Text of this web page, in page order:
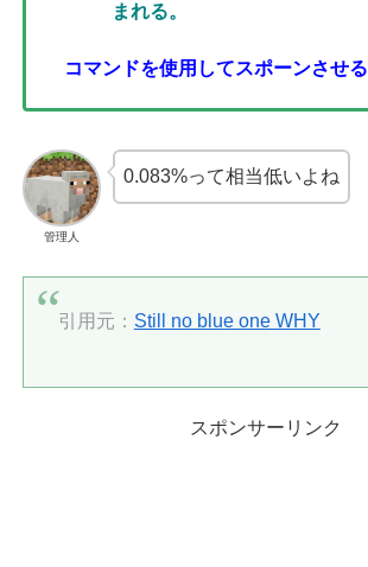
まれる。
コマンドを使用してスポーンさせる
管理人
0.083%って相当低いよね
引用元： Still no blue one WHY
スポンサーリンク